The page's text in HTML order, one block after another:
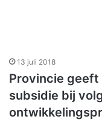
13 juli 2018
Provincie geeft
subsidie bij